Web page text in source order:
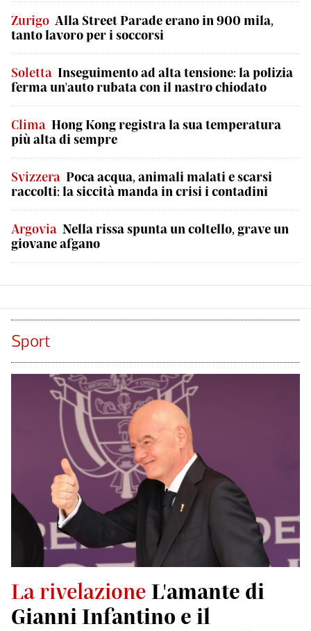
Zurigo Alla Street Parade erano in 900 mila,
tanto lavoro per i soccorsi
Soletta Inseguimento ad alta tensione: la polizia
ferma un'auto rubata con il nastro chiodato
Clima Hong Kong registra la sua temperatura
più alta di sempre
Svizzera Poca acqua, animali malati e scarsi
raccolti: la siccità manda in crisi i contadini
Argovia Nella rissa spunta un coltello, grave un
giovane afgano
Sport
La rivelazione L'amante di
Gianni Infantino e il